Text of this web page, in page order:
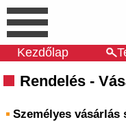
Kezdőlap
Rendelés -
Személyes vásárlás